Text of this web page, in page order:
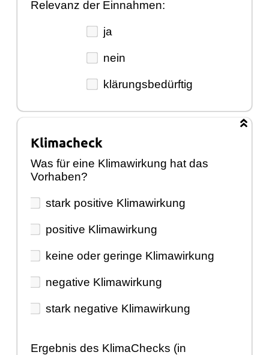
Relevanz der Einnahmen:
ja
nein
klärungsbedürftig
Klimacheck
Was für eine Klimawirkung hat das
Vorhaben?
stark positive Klimawirkung
positive Klimawirkung
keine oder geringe Klimawirkung
negative Klimawirkung
stark negative Klimawirkung
Ergebnis des KlimaChecks (in